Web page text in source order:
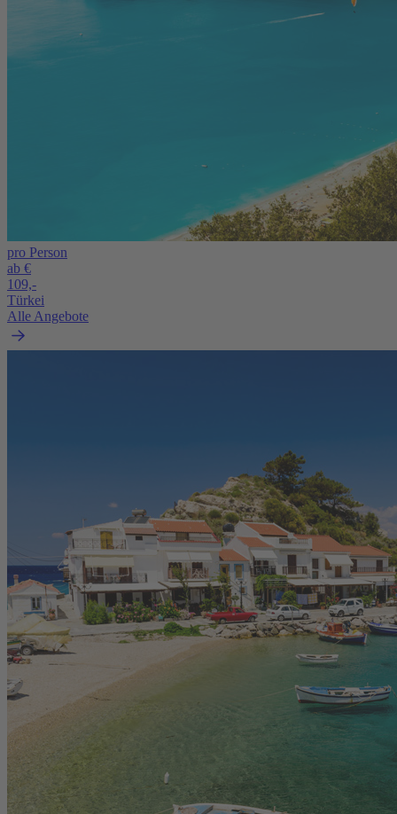
pro Person
ab €
109,-
Türkei
Alle Angebote